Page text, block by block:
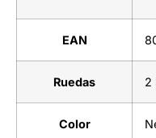
EAN
Ruedas 2
Color